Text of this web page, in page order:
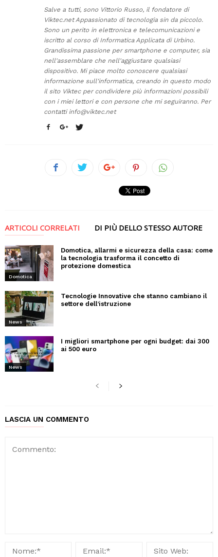
Salve a tutti, sono Vittorio Russo, il fondatore di
Viktec.net Appassionato di tecnologia sin da piccolo.
Sono un perito in elettronica e telecomunicazioni e
iscritto al corso di Informatica Applicata di Urbino.
Grandissima passione per smartphone e computer, sia
nell'assemblare che nell'aggiustare qualsiasi
dispositivo. Mi piace molto conoscere qualsiasi
informazione sull'informatica, creando in questo modo
il sito Viktec per condividere più informazioni possibili
con i miei lettori e con persone che mi seguiranno. Per
contatti info@viktec.net
ARTICOLI CORRELATI DI PIÙ DELLO STESSO AUTORE
Domotica
Domotica, allarmi e sicurezza della casa: come
la tecnologia trasforma il concetto di
protezione domestica
News
Tecnologie Innovative che stanno cambiano il
settore dell’istruzione
News
I migliori smartphone per ogni budget: dai 300
ai 500 euro
LASCIA UN COMMENTO